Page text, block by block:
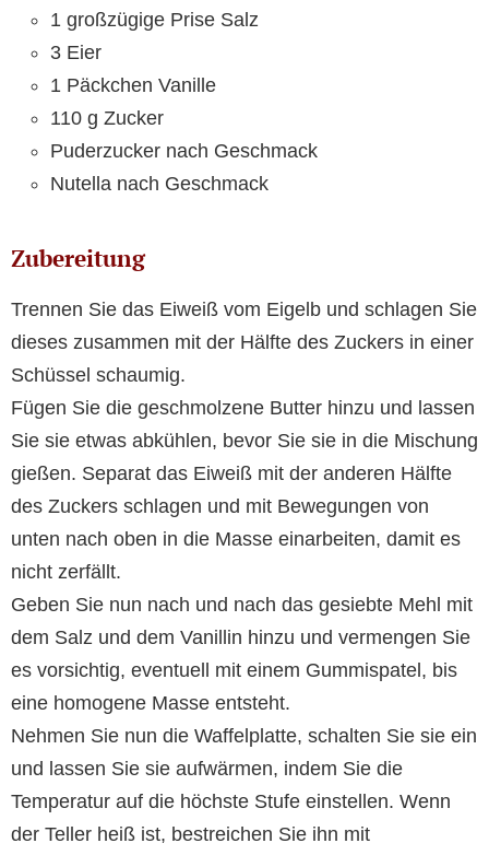
1 großzügige Prise Salz
3 Eier
1 Päckchen Vanille
110 g Zucker
Puderzucker nach Geschmack
Nutella nach Geschmack
Zubereitung
Trennen Sie das Eiweiß vom Eigelb und schlagen Sie
dieses zusammen mit der Hälfte des Zuckers in einer
Schüssel schaumig.
Fügen Sie die geschmolzene Butter hinzu und lassen
Sie sie etwas abkühlen, bevor Sie sie in die Mischung
gießen. Separat das Eiweiß mit der anderen Hälfte
des Zuckers schlagen und mit Bewegungen von
unten nach oben in die Masse einarbeiten, damit es
nicht zerfällt.
Geben Sie nun nach und nach das gesiebte Mehl mit
dem Salz und dem Vanillin hinzu und vermengen Sie
es vorsichtig, eventuell mit einem Gummispatel, bis
eine homogene Masse entsteht.
Nehmen Sie nun die Waffelplatte, schalten Sie sie ein
und lassen Sie sie aufwärmen, indem Sie die
Temperatur auf die höchste Stufe einstellen. Wenn
der Teller heiß ist, bestreichen Sie ihn mit